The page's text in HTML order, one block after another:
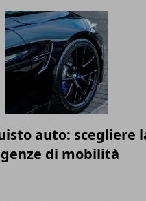
auto: scegliere
di mobilità